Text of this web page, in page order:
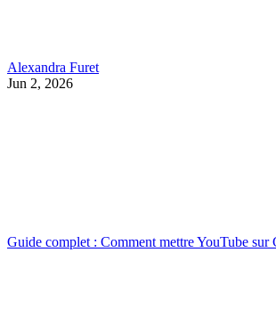
Alexandra Furet
Jun 2, 2026
Guide complet : Comment mettre YouTube sur